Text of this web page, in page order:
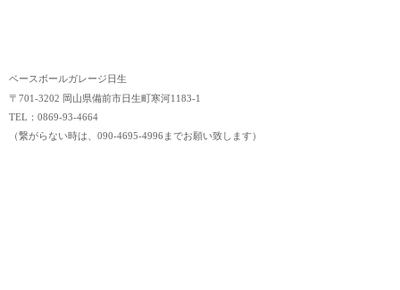
ベースボールガレージ日生
〒701-3202 岡山県備前市日生町寒河1183-1
TEL：0869-93-4664
（繋がらない時は、090-4695-4996までお願い致します）